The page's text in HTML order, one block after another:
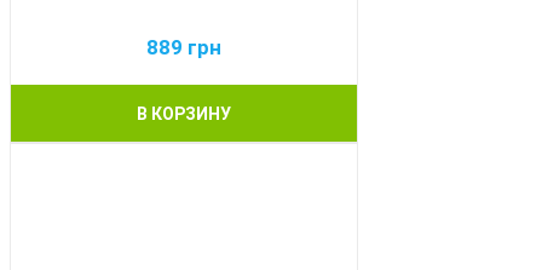
889 грн
В КОРЗИНУ